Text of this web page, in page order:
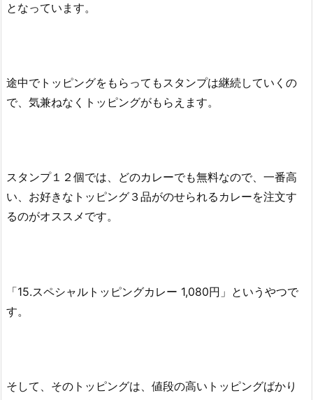
となっています。
途中でトッピングをもらってもスタンプは継続していくの
で、気兼ねなくトッピングがもらえます。
スタンプ１２個では、どのカレーでも無料なので、一番高
い、お好きなトッピング３品がのせられるカレーを注文す
るのがオススメです。
「15.スペシャルトッピングカレー 1,080円」というやつで
す。
そして、そのトッピングは、値段の高いトッピングばかり